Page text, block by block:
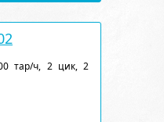
тар/ч, 2 цик, 2